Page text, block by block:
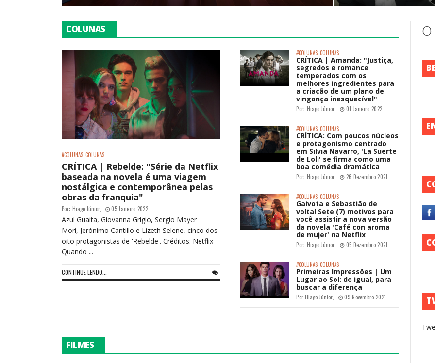
COLUNAS
#COLUNAS COLUNAS
CRÍTICA | Rebelde: "Série da Netflix
baseada na novela é uma viagem
nostálgica e contemporânea pelas
obras da franquia"
Por: Hiago Júnior, 05 Janeiro 2022
Azul Guaita, Giovanna Grigio, Sergio Mayer
Mori, Jerónimo Cantillo e Lizeth Selene, cinco dos
oito protagonistas de 'Rebelde'. Créditos: Netflix
Quando ...
CONTINUE LENDO...
#COLUNAS COLUNAS
CRÍTICA | Amanda: "Justiça,
segredos e romance
temperados com os
melhores ingredientes para
a criação de um plano de
vingança inesquecível"
Por: Hiago Júnior, 01 Janeiro 2022
#COLUNAS COLUNAS
CRÍTICA: Com poucos núcleos
e protagonismo centrado
em Silvia Navarro, 'La Suerte
de Loli' se firma como uma
boa comédia dramática
Por: Hiago Júnior, 26 Dezembro 2021
#COLUNAS COLUNAS
Gaivota e Sebastião de
volta! Sete (7) motivos para
você assistir a nova versão
da novela 'Café con aroma
de mujer' na Netflix
Por: Hiago Júnior, 05 Dezembro 2021
#COLUNAS COLUNAS
Primeiras Impressões | Um
Lugar ao Sol: do igual, para
buscar a diferença
PorHiago Júnior 09 Novembro 2021
FILMES